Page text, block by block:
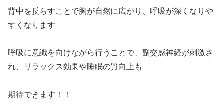
背中を反らすことで胸が自然に広がり、呼吸が深くなりや
すくなります
呼吸に意識を向けながら行うことで、副交感神経が刺激さ
れ、リラックス効果や睡眠の質向上も
期待できます！！